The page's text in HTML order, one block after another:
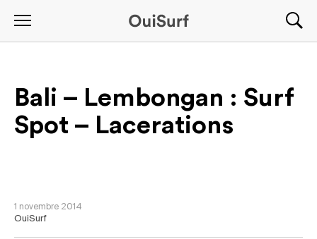
Bali – Lembongan : Surf
Spot – Lacerations
1 novembre 2014
OuiSurf